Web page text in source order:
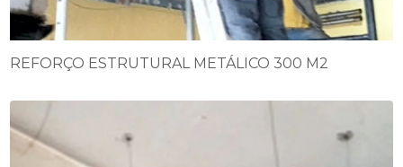
REFORÇO ESTRUTURAL METÁLICO 300 M2